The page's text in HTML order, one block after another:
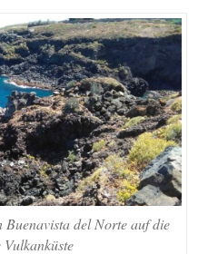
del Norte auf die